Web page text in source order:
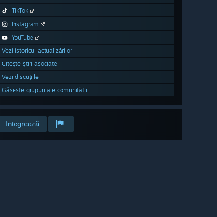
TikTok
Instagram
YouTube
Vezi istoricul actualizărilor
Citește știri asociate
Vezi discuțiile
Găsește grupuri ale comunității
Integrează